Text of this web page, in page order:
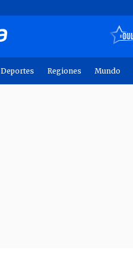
Deportes Regiones Mundo